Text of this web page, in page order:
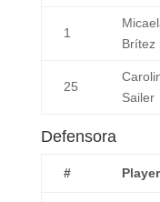
1
Brítez
25
Sailer
Defensora
# Player